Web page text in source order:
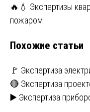
записям
🔥💧 Экспертизы
пожаром
Похожие статьи
🚩 Экспертиза
🔴 Экспертиза
▶️ Экспертиза